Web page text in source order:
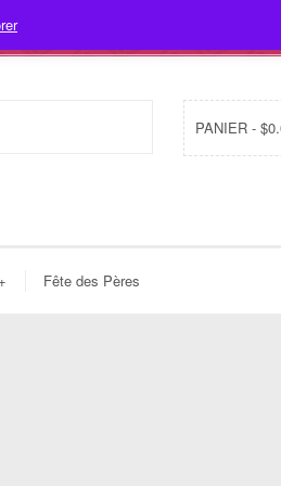
7312
PANIER - $
+ Fête des Pères